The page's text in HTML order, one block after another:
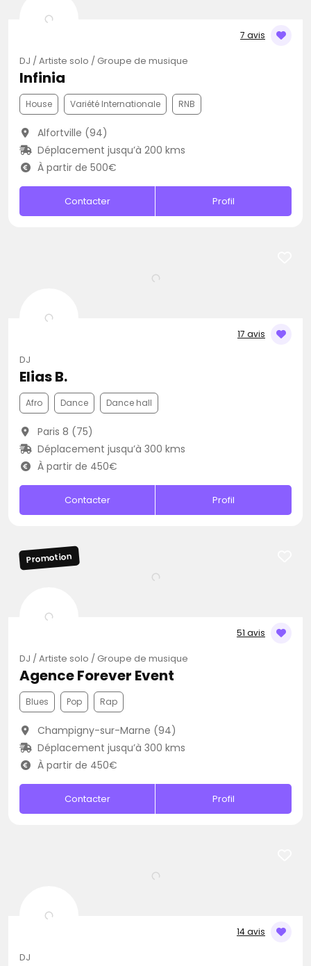
7 avis
DJ / Artiste solo / Groupe de musique
Infinia
House Variété Internationale RNB
Alfortville (94)
Déplacement jusqu’à 200 kms
À partir de 500€
Contacter Profil
17 avis
DJ
Elias B.
Afro Dance Dance hall
Paris 8 (75)
Déplacement jusqu’à 300 kms
À partir de 450€
Contacter Profil
51 avis
Promotion
DJ / Artiste solo / Groupe de musique
Agence Forever Event
Blues Pop Rap
Champigny-sur-Marne (94)
Déplacement jusqu’à 300 kms
À partir de 450€
Contacter Profil
14 avis
DJ